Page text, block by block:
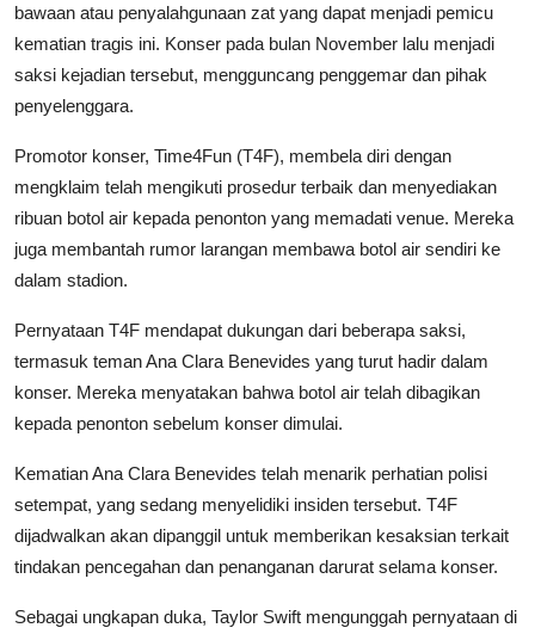
bawaan atau penyalahgunaan zat yang dapat menjadi pemicu
kematian tragis ini. Konser pada bulan November lalu menjadi
saksi kejadian tersebut, mengguncang penggemar dan pihak
penyelenggara.
Promotor konser, Time4Fun (T4F), membela diri dengan
mengklaim telah mengikuti prosedur terbaik dan menyediakan
ribuan botol air kepada penonton yang memadati venue. Mereka
juga membantah rumor larangan membawa botol air sendiri ke
dalam stadion.
Pernyataan T4F mendapat dukungan dari beberapa saksi,
termasuk teman Ana Clara Benevides yang turut hadir dalam
konser. Mereka menyatakan bahwa botol air telah dibagikan
kepada penonton sebelum konser dimulai.
Kematian Ana Clara Benevides telah menarik perhatian polisi
setempat, yang sedang menyelidiki insiden tersebut. T4F
dijadwalkan akan dipanggil untuk memberikan kesaksian terkait
tindakan pencegahan dan penanganan darurat selama konser.
Sebagai ungkapan duka, Taylor Swift mengunggah pernyataan di